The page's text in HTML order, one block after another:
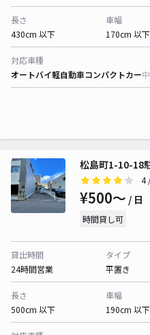
長さ
430cm 以下
車幅
170cm 以下
対応車種
オートバイ軽自動車コンパクトカー
松島町1-10-18
4
¥500〜 / 日
時間貸し可
貸出時間
24時間営業
タイプ
平置き
長さ
500cm 以下
車幅
190cm 以下